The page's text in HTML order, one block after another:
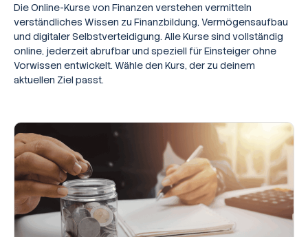
Die Online-Kurse von Finanzen verstehen vermitteln
verständliches Wissen zu Finanzbildung, Vermögensaufbau
und digitaler Selbstverteidigung. Alle Kurse sind vollständig
online, jederzeit abrufbar und speziell für Einsteiger ohne
Vorwissen entwickelt. Wähle den Kurs, der zu deinem
aktuellen Ziel passt.